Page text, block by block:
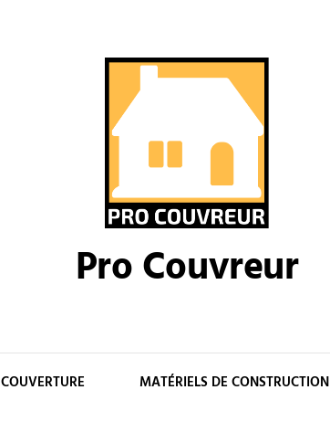
Pro Couvreur
COUVERTURE MATÉRIELS DE CONSTRUCTION